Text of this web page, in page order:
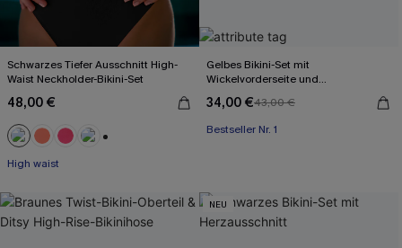
Schwarzes Tiefer Ausschnitt High-
Waist Neckholder-Bikini-Set
48,00 €
High waist
Gelbes Bikini-Set mit
Wickelvorderseite und
34,00 €43,00 €
Bestseller Nr. 1
NEU